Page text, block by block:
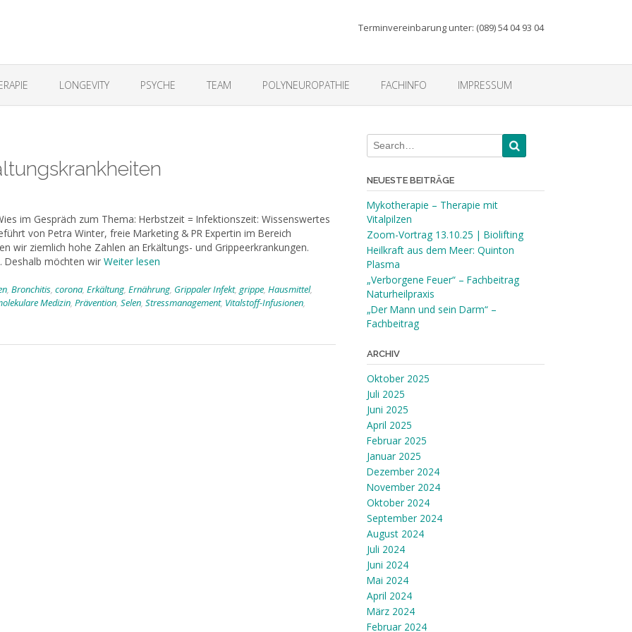
Terminvereinbarung unter: (089) 54 04 93 04
LONGEVITY PSYCHE TEAM POLYNEUROPATHIE FACHINFO IMPRESSUM
im Gespräch zum Thema: Herbstzeit = Infektionszeit: Wissenswertes
von Petra Winter, freie Marketing & PR Expertin im Bereich
wir ziemlich hohe Zahlen an Erkältungs- und Grippeerkrankungen.
Deshalb möchten wir Weiter lesen
, Bronchitis, corona, Erkältung, Ernährung, Grippaler Infekt, grippe, Hausmittel,
Medizin, Prävention, Selen, Stressmanagement, Vitalstoff-Infusionen,
NEUESTE BEITRÄGE
Mykotherapie – Therapie mit
Vitalpilzen
Zoom-Vortrag 13.10.25 | Biolifting
Heilkraft aus dem Meer: Quinton
Plasma
„Verborgene Feuer“ – Fachbeitrag
Naturheilpraxis
„Der Mann und sein Darm“ –
Fachbeitrag
ARCHIV
Oktober 2025
Juli 2025
Juni 2025
April 2025
Februar 2025
Januar 2025
Dezember 2024
November 2024
Oktober 2024
September 2024
August 2024
Juli 2024
Juni 2024
Mai 2024
April 2024
März 2024
Februar 2024